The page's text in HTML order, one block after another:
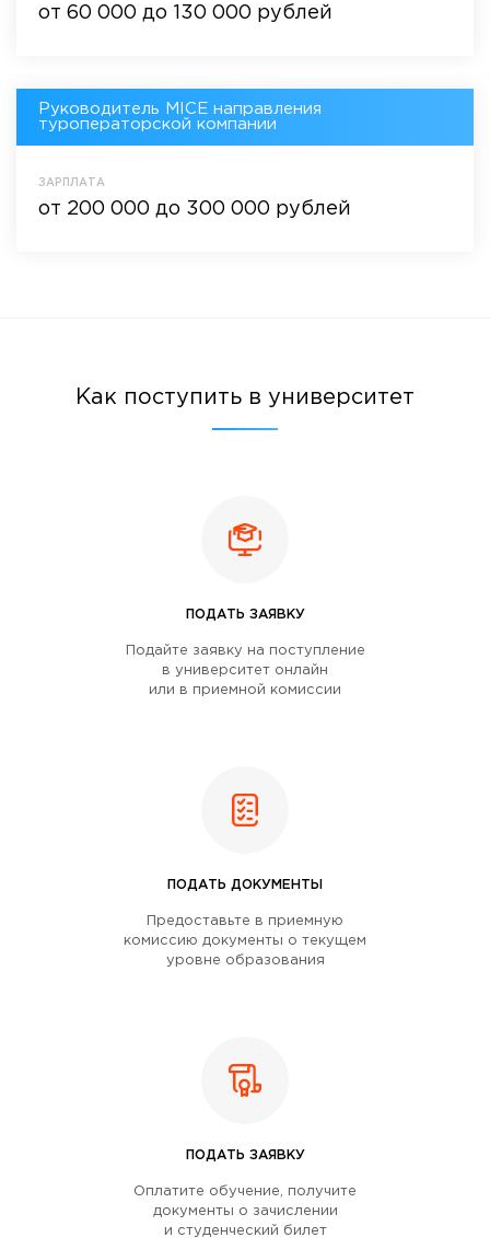
от 60 000 до 130 000 рублей
Руководитель MICE направления
туроператорской компании
ЗАРПЛАТА
от 200 000 до 300 000 рублей
Как поступить в университет
ПОДАТЬ ЗАЯВКУ
Подайте заявку на поступление
в университет онлайн
или в приемной комиссии
ПОДАТЬ ДОКУМЕНТЫ
Предоставьте в приемную
комиссию документы о текущем
уровне образования
ПОДАТЬ ЗАЯВКУ
Оплатите обучение, получите
документы о зачислении
и студенческий билет